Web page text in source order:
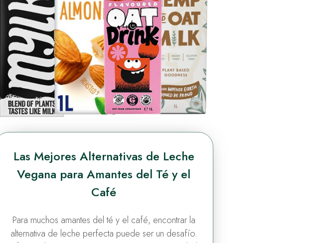
Las Mejores Alternativas de Leche
Vegana para Amantes del Té y el
Café
Para muchos amantes del té y el café, encontrar la
alternativa de leche perfecta puede ser un desafío.